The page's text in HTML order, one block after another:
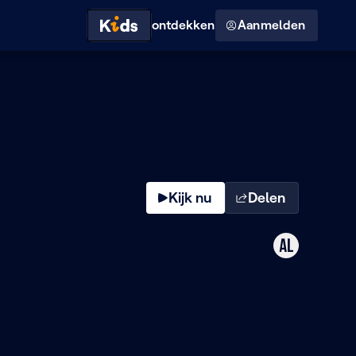
Hoog contrast modus
ontdekken Aanmelden
Kijk nu Delen